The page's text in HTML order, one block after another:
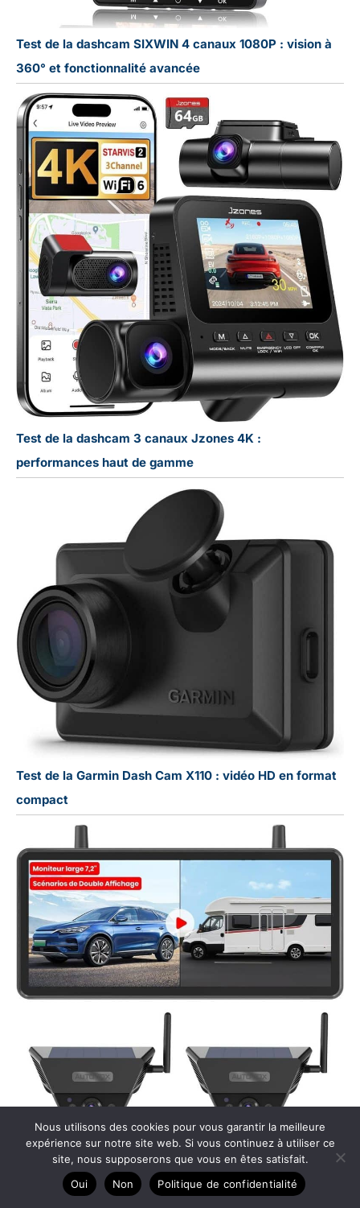
Test de la dashcam SIXWIN 4 canaux 1080P : vision à
360° et fonctionnalité avancée
Test de la dashcam 3 canaux Jzones 4K :
performances haut de gamme
Test de la Garmin Dash Cam X110 : vidéo HD en format
compact
Test de la caméra de recul solaire AUTO-VOX 2 :
installation rapide et performance AHD 1080P
Nous utilisons des cookies pour vous garantir la meilleure
expérience sur notre site web. Si vous continuez à utiliser ce
site, nous supposerons que vous en êtes satisfait.
Oui
Non Politique de confidentialité